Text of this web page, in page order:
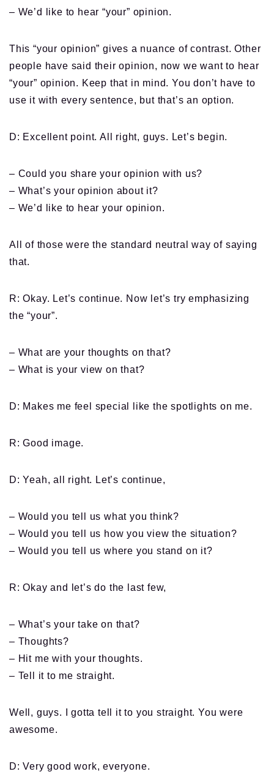
– We’d like to hear “your” opinion.
This “your opinion” gives a nuance of contrast. Other
people have said their opinion, now we want to hear
“your” opinion. Keep that in mind. You don’t have to
use it with every sentence, but that’s an option.
D: Excellent point. All right, guys. Let’s begin.
– Could you share your opinion with us?
– What’s your opinion about it?
– We’d like to hear your opinion.
All of those were the standard neutral way of saying
that.
R: Okay. Let’s continue. Now let’s try emphasizing
the “your”.
– What are your thoughts on that?
– What is your view on that?
D: Makes me feel special like the spotlights on me.
R: Good image.
D: Yeah, all right. Let’s continue,
– Would you tell us what you think?
– Would you tell us how you view the situation?
– Would you tell us where you stand on it?
R: Okay and let’s do the last few,
– What’s your take on that?
– Thoughts?
– Hit me with your thoughts.
– Tell it to me straight.
Well, guys. I gotta tell it to you straight. You were
awesome.
D: Very good work, everyone.